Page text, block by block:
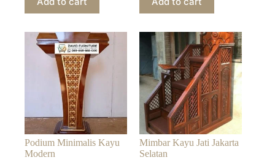
Podium Minimalis Kayu
Modern
Mimbar Kayu Jati Jakarta
Selatan